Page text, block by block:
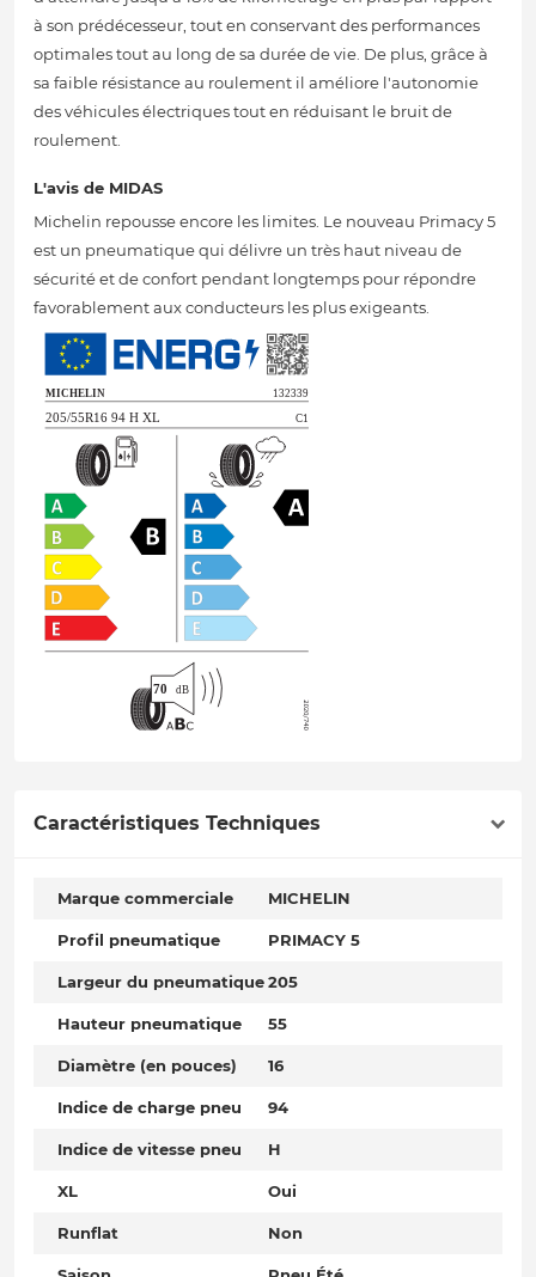
à son prédécesseur, tout en conservant des performances
optimales tout au long de sa durée de vie. De plus, grâce à
sa faible résistance au roulement il améliore l'autonomie
des véhicules électriques tout en réduisant le bruit de
roulement.
L'avis de MIDAS
Michelin repousse encore les limites. Le nouveau Primacy 5
est un pneumatique qui délivre un très haut niveau de
sécurité et de confort pendant longtemps pour répondre
favorablement aux conducteurs les plus exigeants.
Caractéristiques Techniques
Marque commerciale MICHELIN
Profil pneumatique PRIMACY 5
Largeur du pneumatique205
Hauteur pneumatique 55
Diamètre (en pouces) 16
Indice de charge pneu 94
Indice de vitesse pneu H
XL Oui
Runflat Non